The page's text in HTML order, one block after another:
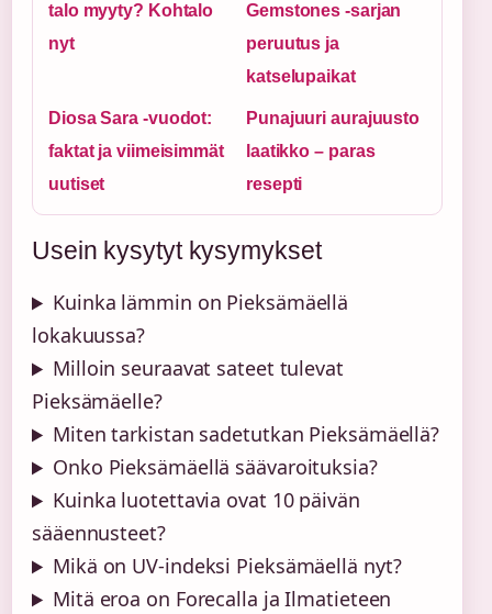
talo myyty? Kohtalo
nyt
Gemstones -sarjan
peruutus ja
katselupaikat
Diosa Sara -vuodot:
faktat ja viimeisimmät
uutiset
Punajuuri aurajuusto
laatikko – paras
resepti
Usein kysytyt kysymykset
Kuinka lämmin on Pieksämäellä
lokakuussa?
Milloin seuraavat sateet tulevat
Pieksämäelle?
Miten tarkistan sadetutkan Pieksämäellä?
Onko Pieksämäellä säävaroituksia?
Kuinka luotettavia ovat 10 päivän
sääennusteet?
Mikä on UV-indeksi Pieksämäellä nyt?
Mitä eroa on Forecalla ja Ilmatieteen